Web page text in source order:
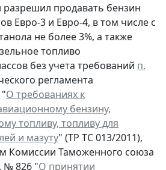
разрешил продавать бензин
Евро-3 и Евро-4, в том числе с
не более 3%, а также
топливо
без учета требований п.
регламента
О требованиях к
бензину,
топливу, топливу для
и мазуту" (ТР ТС 013/2011),
Комиссии Таможенного союза
№ 826 "О принятии